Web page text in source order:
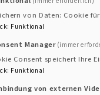
der Freunde
von Daten: Cookie
: Funktional
Manager (immer
Consent speichert Ihre
: Funktional
von externen